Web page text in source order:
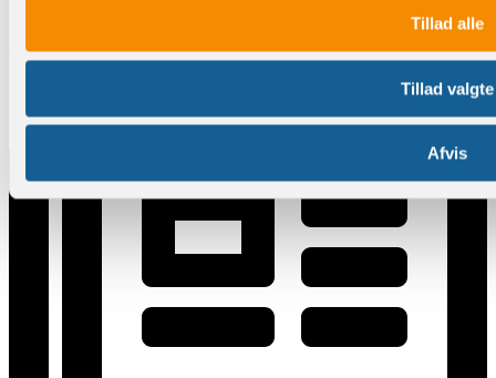
Tillad alle
Tillad valgte
Afvis